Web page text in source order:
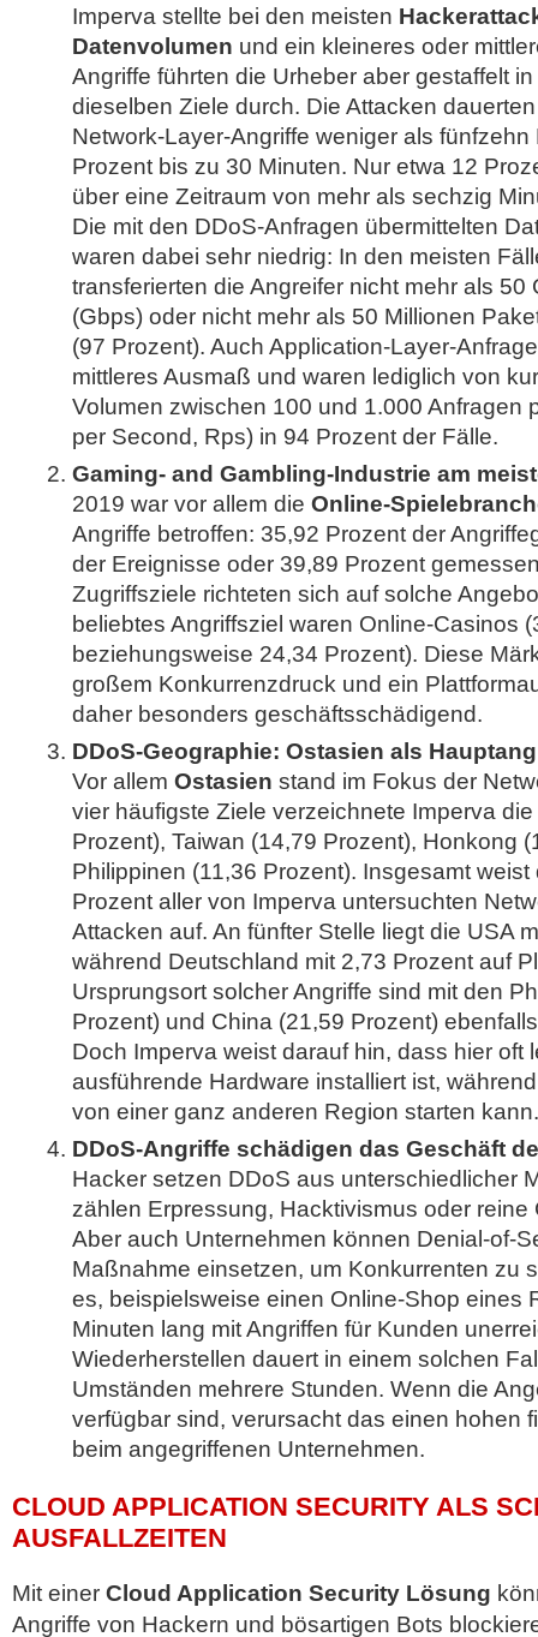
Imperva stellte bei den meisten
Datenvolumen und ein kleineres oder
Angriffe führten die Urheber aber gestaffelt
dieselben Ziele durch. Die Attacken
Network-Layer-Angriffe weniger als
Prozent bis zu 30 Minuten. Nur etwa 12
über eine Zeitraum von mehr als sechzig
Die mit den DDoS-Anfragen übermittelten
waren dabei sehr niedrig: In den meisten
transferierten die Angreifer nicht mehr als 50
(Gbps) oder nicht mehr als 50 Millionen
(97 Prozent). Auch Application-Layer-
mittleres Ausmaß und waren lediglich von
Volumen zwischen 100 und 1.000 Anfragen
per Second, Rps) in 94 Prozent der Fälle.
Gaming- and Gambling-Industrie am
2019 war vor allem die Online-
Angriffe betroffen: 35,92 Prozent der
der Ereignisse oder 39,89 Prozent
Zugriffsziele richteten sich auf solche
beliebtes Angriffsziel waren Online-Casinos
beziehungsweise 24,34 Prozent). Diese
großem Konkurrenzdruck und ein
daher besonders geschäftsschädigend.
DDoS-Geographie: Ostasien als
Vor allem Ostasien stand im Fokus der
vier häufigste Ziele verzeichnete Imperva
Prozent), Taiwan (14,79 Prozent), Honkong
Philippinen (11,36 Prozent). Insgesamt
Prozent aller von Imperva untersuchten
Attacken auf. An fünfter Stelle liegt die USA
während Deutschland mit 2,73 Prozent auf
Ursprungsort solcher Angriffe sind mit den
Prozent) und China (21,59 Prozent)
Doch Imperva weist darauf hin, dass hier oft
ausführende Hardware installiert ist,
von einer ganz anderen Region starten kann.
DDoS-Angriffe schädigen das Geschäft
Hacker setzen DDoS aus unterschiedlicher
zählen Erpressung, Hacktivismus oder reine
Aber auch Unternehmen können Denial-of-
Maßnahme einsetzen, um Konkurrenten zu
es, beispielsweise einen Online-Shop eines
Minuten lang mit Angriffen für Kunden
Wiederherstellen dauert in einem solchen
Umständen mehrere Stunden. Wenn die
verfügbar sind, verursacht das einen hohen
beim angegriffenen Unternehmen.
CLOUD APPLICATION SECURITY ALS
AUSFALLZEITEN
Mit einer Cloud Application Security Lösung
Angriffe von Hackern und bösartigen Bots